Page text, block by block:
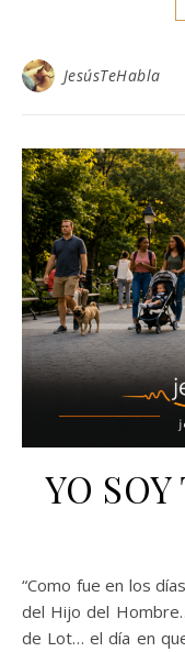
JesúsTeHabla
YO
“Como fue en los días de Noé, así también será en los días
del Hijo del
de Lot… el día en